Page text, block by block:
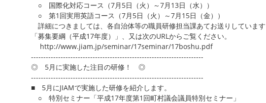
○ 国際化対応コース（7月5日（火）～7月13日（水））
○ 第1回実用英語コース（7月5日（火）～7月15日（金））
詳細につきましては、各自治体等の職員研修担当課あてお送りしています
「募集要綱（平成17年度）」、又は次のURLからご覧ください。
http://www.jiam.jp/seminar/17seminar/17boshu.pdf
----------------------------------------------------------------------
◎ 5月に実施した注目の研修！ ◎
----------------------------------------------------------------------
■ 5月にJIAMで実施した研修を紹介します。
○ 特別セミナー「平成17年度第1回町村議会議員特別セミナー」